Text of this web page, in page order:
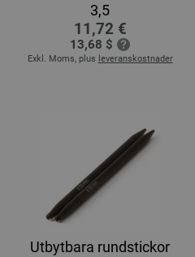
3,5
11,72 €
13,68 $
Exkl. Moms, plus leveranskostnader
Utbytbara rundstickor